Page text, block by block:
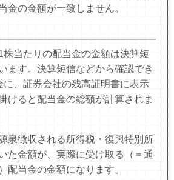
金の金額が一致しません。
株当たりの配当金の金額は決算短
ます。決算短信などから確認でき
に、証券会社の残高証明書に表示
けると配当金の総額が計算されま
泉徴収される所得税・復興特別所
た金額が、実際に受け取る（＝通
配当金の金額になります。